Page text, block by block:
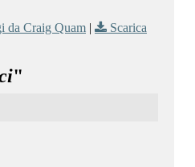
da Craig Quam |
Scarica
"